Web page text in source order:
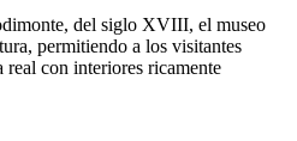
del siglo XVIII, el museo
permitiendo a los visitantes
real con interiores ricamente